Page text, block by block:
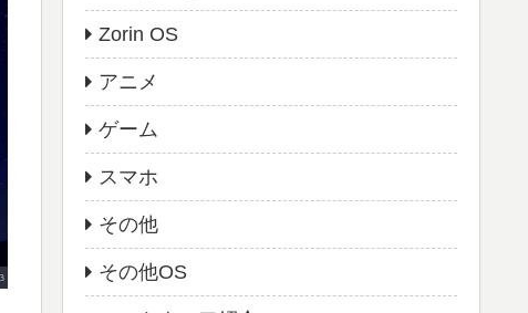
Zorin OS
アニメ
ゲーム
スマホ
その他
その他OS